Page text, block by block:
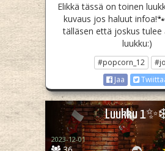
Elikkä tässä on toinen
kuvaus jos haluut
tälläsen että joskus tulee
luukku:)
#popcorn_12
Jaa
Luukku
2023-12-01